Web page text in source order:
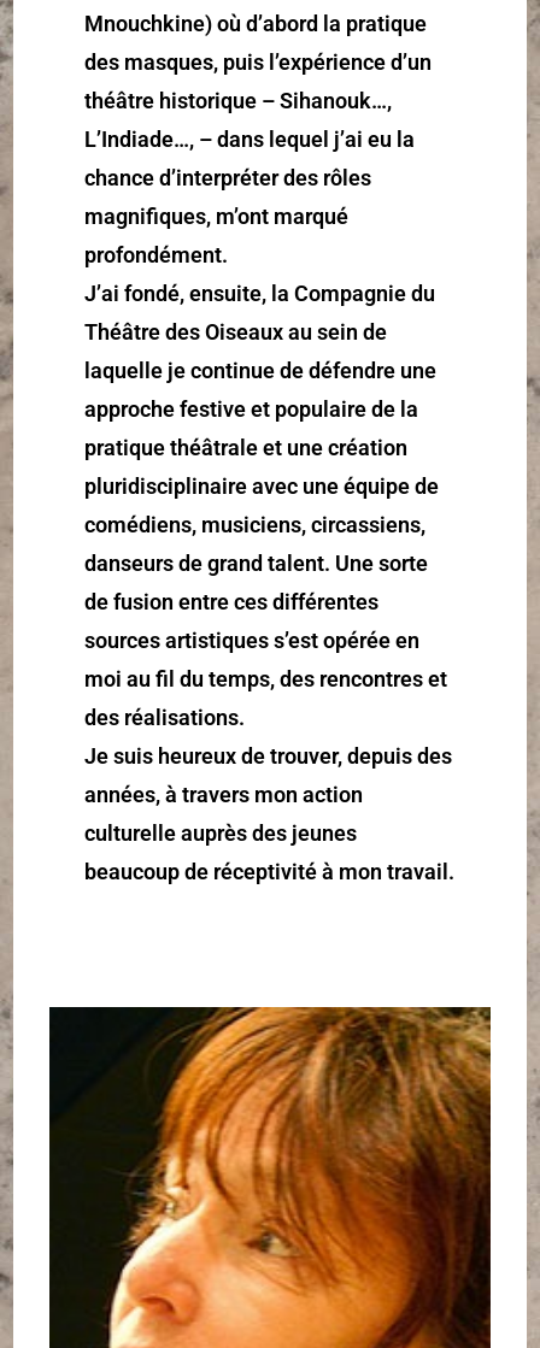
Mnouchkine) où d’abord la pratique
des masques, puis l’expérience d’un
théâtre historique – Sihanouk…,
L’Indiade…, – dans lequel j’ai eu la
chance d’interpréter des rôles
magnifiques, m’ont marqué
profondément.
J’ai fondé, ensuite, la Compagnie du
Théâtre des Oiseaux au sein de
laquelle je continue de défendre une
approche festive et populaire de la
pratique théâtrale et une création
pluridisciplinaire avec une équipe de
comédiens, musiciens, circassiens,
danseurs de grand talent. Une sorte
de fusion entre ces différentes
sources artistiques s’est opérée en
moi au fil du temps, des rencontres et
des réalisations.
Je suis heureux de trouver, depuis des
années, à travers mon action
culturelle auprès des jeunes
beaucoup de réceptivité à mon travail.